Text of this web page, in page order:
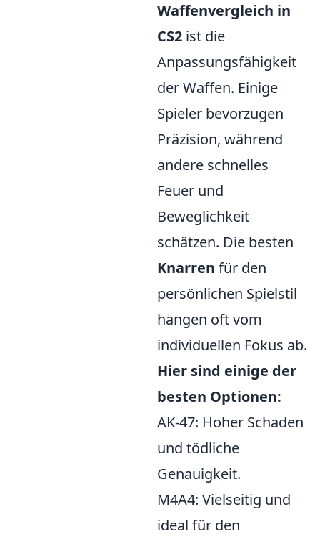
Waffenvergleich in
CS2 ist die
Anpassungsfähigkeit
der Waffen. Einige
Spieler bevorzugen
Präzision, während
andere schnelles
Feuer und
Beweglichkeit
schätzen. Die besten
Knarren für den
persönlichen Spielstil
hängen oft vom
individuellen Fokus ab.
Hier sind einige der
besten Optionen:
AK-47: Hoher Schaden
und tödliche
Genauigkeit.
M4A4: Vielseitig und
ideal für den